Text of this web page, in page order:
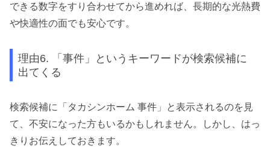
できる数字をすり合わせてから進めれば、長期的な光熱費
や快適性の面でも安心です。
理由6. 「事件」というキーワードが検索候補に
出てくる
検索候補に「タカシンホーム 事件」と表示されるのを見
て、不安になった方もいるかもしれません。しかし、はっ
きりお伝えしておきます。